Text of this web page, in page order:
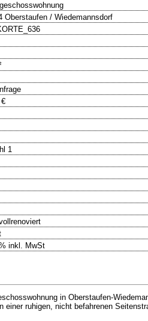
Oberstaufen / Wiedemannsdorf
1
inkl. MwSt
in Oberstaufen-
einer ruhigen, nicht befahrenen